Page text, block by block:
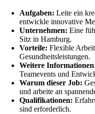
Aufgaben: Leite ein
entwickle innovative
Unternehmen: Eine
Sitz in Hamburg.
Vorteile: Flexible
Gesundheitsleistungen.
Weitere
Teamevents und
Warum dieser Job:
und arbeite an
Qualifikationen:
sind erforderlich.